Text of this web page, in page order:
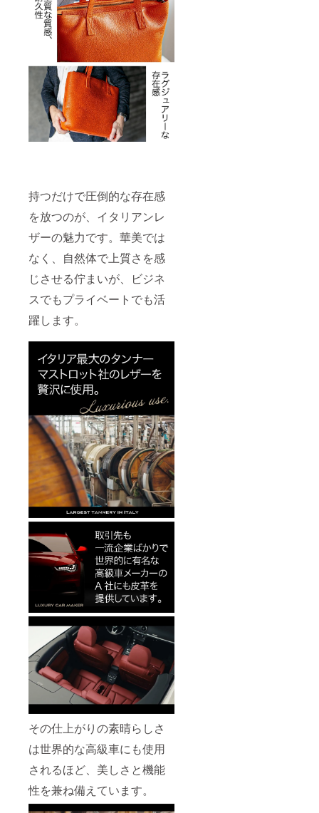
持つだけで圧倒的な存在感
を放つのが、イタリアンレ
ザーの魅力です。華美では
なく、自然体で上質さを感
じさせる佇まいが、ビジネ
スでもプライベートでも活
躍します。
その仕上がりの素晴らしさ
は世界的な高級車にも使用
されるほど、美しさと機能
性を兼ね備えています。